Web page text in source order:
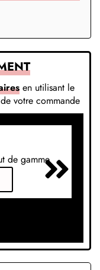
en utilisant le
votre commande
de gamme